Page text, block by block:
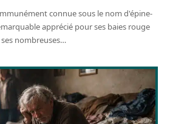
connue sous le nom d'épine-
apprécié pour ses baies rouge
nombreuses…